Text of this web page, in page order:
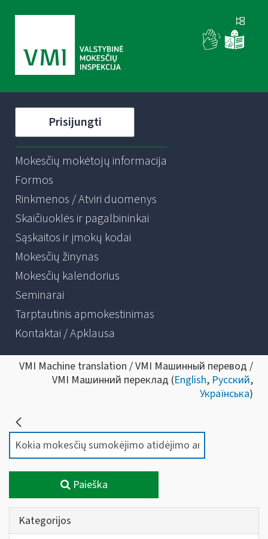
Prisijungti
Mokesčių mokėtojų informacija
Formos
Rinkmenos / Atviri duomenys
Skaičiuoklės ir pagalbininkai
Sąskaitos ir įmokų kodai
Mokesčių žinynas
Mokesčių kalendorius
Seminarai
Tarptautinis apmokestinimas
Kontaktai / Apklausa
VMI Machine translation / VMI Машинный перевод /
VMI Машинний переклад (English, Русский,
Українська)
Paieška
Kategorijos